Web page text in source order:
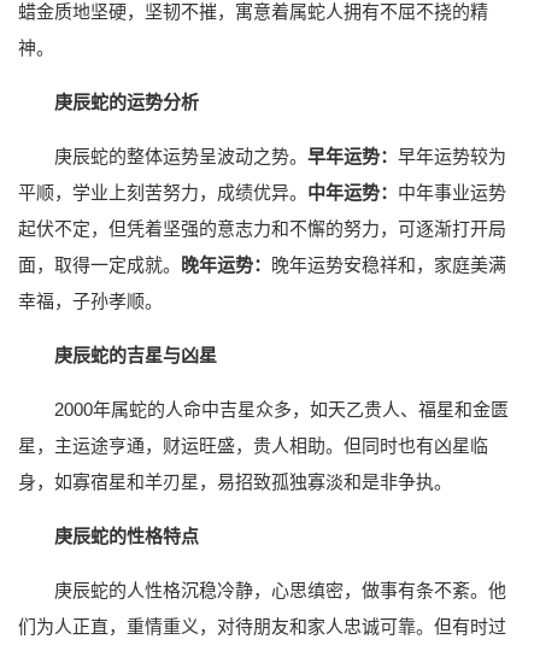
蜡金质地坚硬，坚韧不摧，寓意着属蛇人拥有不屈不挠的精
神。
庚辰蛇的运势分析
庚辰蛇的整体运势呈波动之势。 早年运势： 早年运势较为
平顺，学业上刻苦努力，成绩优异。 中年运势： 中年事业运势
起伏不定，但凭着坚强的意志力和不懈的努力，可逐渐打开局
面，取得一定成就。
晚年运势：
晚年运势安稳祥和，家庭美满
幸福，子孙孝顺。
庚辰蛇的吉星与凶星
2000年属蛇的人命中吉星众多，如天乙贵人、福星和金匮
星，主运途亨通，财运旺盛，贵人相助。但同时也有凶星临
身，如寡宿星和羊刃星，易招致孤独寡淡和是非争执。
庚辰蛇的性格特点
庚辰蛇的人性格沉稳冷静，心思缜密，做事有条不紊。他
们为人正直，重情重义，对待朋友和家人忠诚可靠。但有时过